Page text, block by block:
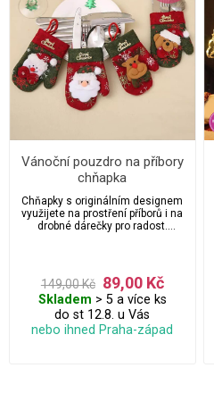
Vánoční pouzdro na příbory
chňapka
Chňapky s originálním designem
využijete na prostření příborů i na
drobné dárečky pro radost.
je můžete kamkoliv zavěsit.
149,00 Kč 89,00 Kč
Skladem > 5 a více ks
do st 12.8. u Vás
nebo ihned Praha-západ